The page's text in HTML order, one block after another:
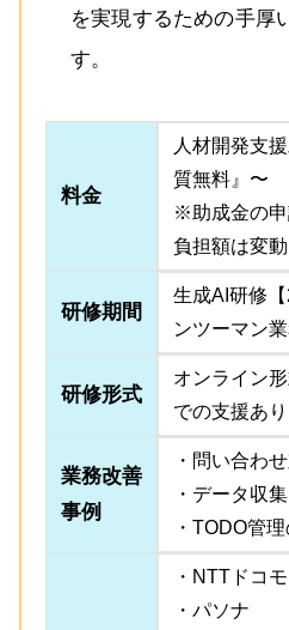
を実現するための手厚
す。
料金
人材開発支
質無料』〜
※助成金の
負担額は変動
研修期間
生成AI研修
ンツーマン
研修形式
オンライン
での支援あり
業務改善
事例
・問い合わ
・データ収
・TODO管
・NTTドコ
・パソナ